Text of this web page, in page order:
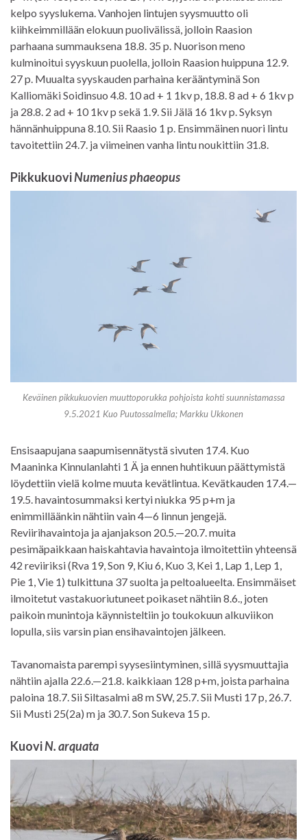
kelpo syyslukema. Vanhojen lintujen syysmuutto oli
kiihkeimmillään elokuun puolivälissä, jolloin Raasion
parhaana summauksena 18.8. 35 p. Nuorison meno
kulminoitui syyskuun puolella, jolloin Raasion huippuna 12.9.
27 p. Muualta syyskauden parhaina kerääntyminä Son
Kalliomäki Soidinsuo 4.8. 10 ad + 1 1kv p, 18.8. 8 ad + 6 1kv p
ja 28.8. 2 ad + 10 1kv p sekä 1.9. Sii Jälä 16 1kv p. Syksyn
hännänhuippuna 8.10. Sii Raasio 1 p. Ensimmäinen nuori lintu
tavoitettiin 24.7. ja viimeinen vanha lintu noukittiin 31.8.
PikkukuoviNumenius phaeopus
Keväinen pikkukuovien muuttoporukka pohjoista kohti suunnistamassa
9.5.2021 Kuo Puutossalmella; Markku Ukkonen
Ensisaapujana saapumisennätystä sivuten 17.4. Kuo
Maaninka Kinnulanlahti 1 Ä ja ennen huhtikuun päättymistä
löydettiin vielä kolme muuta kevätlintua. Kevätkauden 17.4.—
19.5. havaintosummaksi kertyi niukka 95 p+m ja
enimmilläänkin nähtiin vain 4—6 linnun jengejä.
Reviirihavaintoja ja ajanjakson 20.5.—20.7. muita
pesimäpaikkaan haiskahtavia havaintoja ilmoitettiin yhteensä
42 reviiriksi (Rva 19, Son 9, Kiu 6, Kuo 3, Kei 1, Lap 1, Lep 1,
Pie 1, Vie 1) tulkittuna 37 suolta ja peltoalueelta. Ensimmäiset
ilmoitetut vastakuoriutuneet poikaset nähtiin 8.6., joten
paikoin munintoja käynnisteltiin jo toukokuun alkuviikon
lopulla, siis varsin pian ensihavaintojen jälkeen.
Tavanomaista parempi syysesiintyminen, sillä syysmuuttajia
nähtiin ajalla 22.6.—21.8. kaikkiaan 128 p+m, joista parhaina
paloina 18.7. Sii Siltasalmi a8 m SW, 25.7. Sii Musti 17 p, 26.7.
Sii Musti 25(2a) m ja 30.7. Son Sukeva 15 p.
KuoviN. arquata